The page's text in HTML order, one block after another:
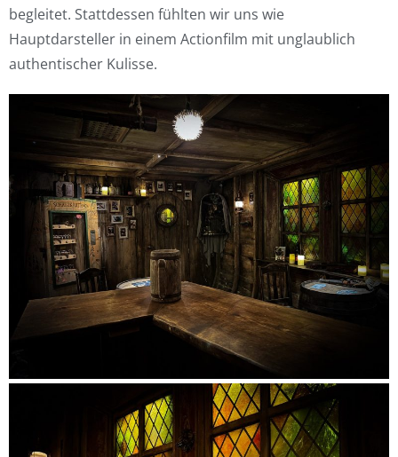
begleitet. Stattdessen fühlten wir uns wie
Hauptdarsteller in einem Actionfilm mit unglaublich
authentischer Kulisse.